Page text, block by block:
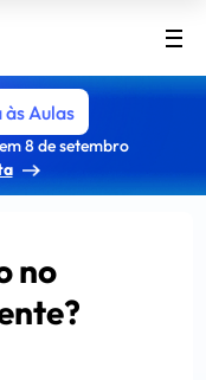
Aulas
8 de setembro
no